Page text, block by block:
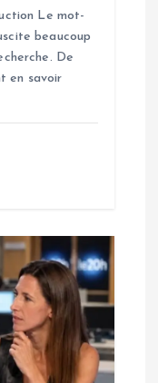
Le mot-
beaucoup
De
en savoir